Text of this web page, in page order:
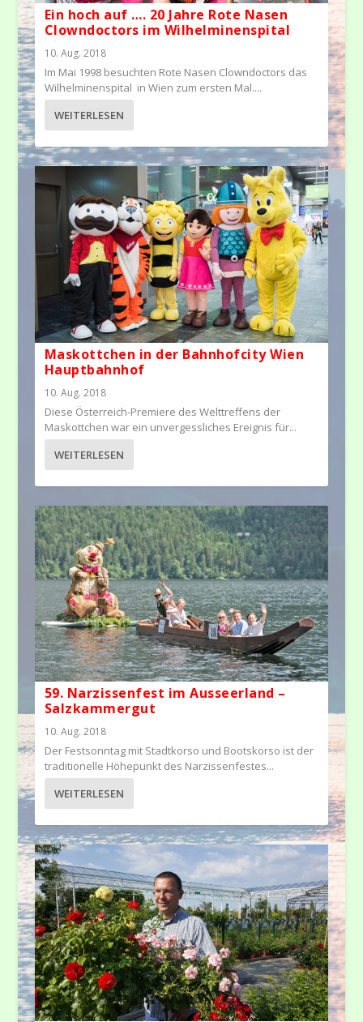
Ein hoch auf …. 20 Jahre Rote Nasen
Clowndoctors im Wilhelminenspital
10. Aug. 2018
Im Mai 1998 besuchten Rote Nasen Clowndoctors das
Wilhelminenspital in Wien zum ersten Mal....
WEITERLESEN
Maskottchen in der Bahnhofcity Wien
Hauptbahnhof
10. Aug. 2018
Diese Österreich-Premiere des Welttreffens der
Maskottchen war ein unvergessliches Ereignis für...
WEITERLESEN
59. Narzissenfest im Ausseerland –
Salzkammergut
10. Aug. 2018
Der Festsonntag mit Stadtkorso und Bootskorso ist der
traditionelle Höhepunkt des Narzissenfestes...
WEITERLESEN